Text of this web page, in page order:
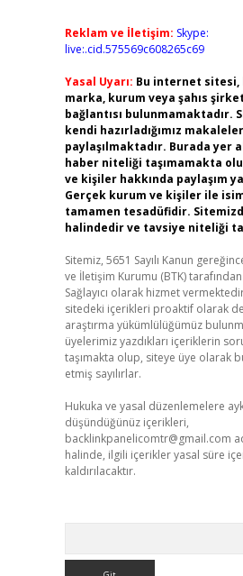
Reklam ve İletişim: Skype:
live:.cid.575569c608265c69
Yasal Uyarı: Bu internet sitesi,
marka, kurum veya şahıs
bağlantısı bulunmamaktadır.
kendi hazırladığımız makaleler
paylaşılmaktadır. Burada yer
haber niteliği taşımamakta
ve kişiler hakkında paylaşım
Gerçek kurum ve kişiler ile
tamamen tesadüfidir.
halindedir ve tavsiye niteliği
Sitemiz, 5651 Sayılı Kanun
ve İletişim Kurumu (BTK)
Sağlayıcı olarak hizmet
sitedeki içerikleri proaktif olarak
araştırma yükümlülüğümüz
üyelerimiz yazdıkları içeriklerin
taşımakta olup, siteye üye olarak
etmiş sayılırlar.
Hukuka ve yasal düzenlemelere
düşündüğünüz içerikleri,
backlinkpanelicomtr@gmail.com
halinde, ilgili içerikler yasal süre
kaldırılacaktır.